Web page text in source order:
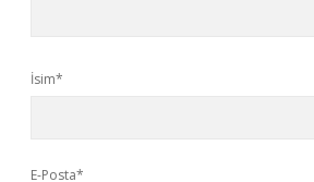
İsim*
E-Posta*